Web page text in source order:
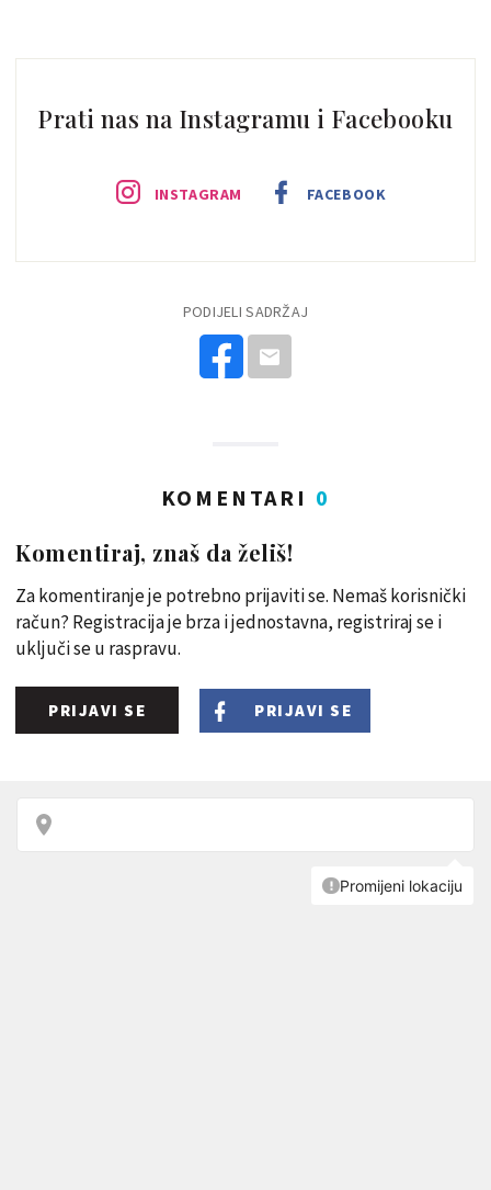
Prati nas na Instagramu i Facebooku
INSTAGRAM FACEBOOK
PODIJELI SADRŽAJ
KOMENTARI 0
Komentiraj, znaš da želiš!
Za komentiranje je potrebno prijaviti se. Nemaš korisnički
račun? Registracija je brza i jednostavna, registriraj se i
uključi se u raspravu.
PRIJAVI SE PRIJAVI SE